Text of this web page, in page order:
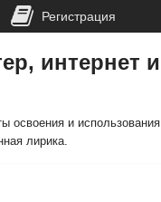
интернет и
освоения и использования
лирика.
Регистрация